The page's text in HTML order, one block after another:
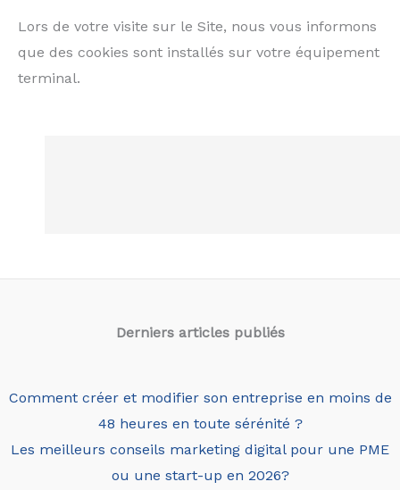
Lors de votre visite sur le Site, nous vous informons
que des cookies sont installés sur votre équipement
terminal.
Derniers articles publiés
Comment créer et modifier son entreprise en moins de
48 heures en toute sérénité ?
Les meilleurs conseils marketing digital pour une PME
ou une start-up en 2026?